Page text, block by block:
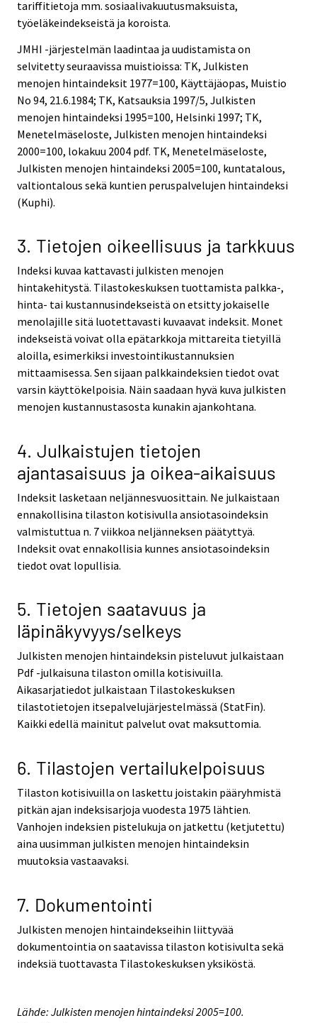
tariffitietoja mm. sosiaalivakuutusmaksuista,
työeläkeindekseistä ja koroista.
JMHI -järjestelmän laadintaa ja uudistamista on
selvitetty seuraavissa muistioissa: TK, Julkisten
menojen hintaindeksit 1977=100, Käyttäjäopas, Muistio
No 94, 21.6.1984; TK, Katsauksia 1997/5, Julkisten
menojen hintaindeksi 1995=100, Helsinki 1997; TK,
Menetelmäseloste, Julkisten menojen hintaindeksi
2000=100, lokakuu 2004 pdf. TK, Menetelmäseloste,
Julkisten menojen hintaindeksi 2005=100, kuntatalous,
valtiontalous sekä kuntien peruspalvelujen hintaindeksi
(Kuphi).
3. Tietojen oikeellisuus ja tarkkuus
Indeksi kuvaa kattavasti julkisten menojen
hintakehitystä. Tilastokeskuksen tuottamista palkka-,
hinta- tai kustannusindekseistä on etsitty jokaiselle
menolajille sitä luotettavasti kuvaavat indeksit. Monet
indekseistä voivat olla epätarkkoja mittareita tietyillä
aloilla, esimerkiksi investointikustannuksien
mittaamisessa. Sen sijaan palkkaindeksien tiedot ovat
varsin käyttökelpoisia. Näin saadaan hyvä kuva julkisten
menojen kustannustasosta kunakin ajankohtana.
4. Julkaistujen tietojen
ajantasaisuus ja oikea-aikaisuus
Indeksit lasketaan neljännesvuosittain. Ne julkaistaan
ennakollisina tilaston kotisivulla ansiotasoindeksin
valmistuttua n. 7 viikkoa neljänneksen päätyttyä.
Indeksit ovat ennakollisia kunnes ansiotasoindeksin
tiedot ovat lopullisia.
5. Tietojen saatavuus ja
läpinäkyvyys/selkeys
Julkisten menojen hintaindeksin pisteluvut julkaistaan
Pdf -julkaisuna tilaston omilla kotisivuilla.
Aikasarjatiedot julkaistaan Tilastokeskuksen
tilastotietojen itsepalvelujärjestelmässä (StatFin).
Kaikki edellä mainitut palvelut ovat maksuttomia.
6. Tilastojen vertailukelpoisuus
Tilaston kotisivuilla on laskettu joistakin pääryhmistä
pitkän ajan indeksisarjoja vuodesta 1975 lähtien.
Vanhojen indeksien pistelukuja on jatkettu (ketjutettu)
aina uusimman julkisten menojen hintaindeksin
muutoksia vastaavaksi.
7. Dokumentointi
Julkisten menojen hintaindekseihin liittyvää
dokumentointia on saatavissa tilaston kotisivulta sekä
indeksiä tuottavasta Tilastokeskuksen yksiköstä.
Lähde: Julkisten menojen hintaindeksi 2005=100.